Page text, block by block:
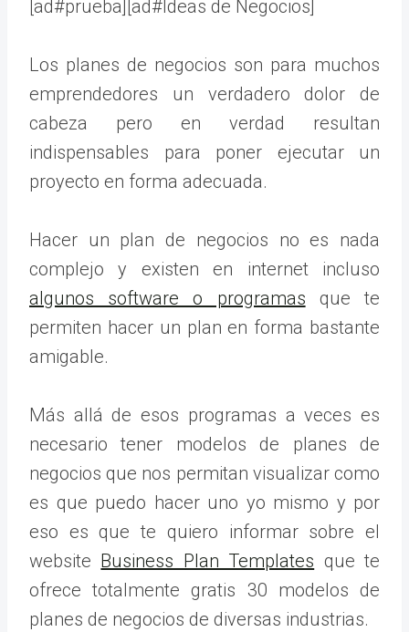
[ad#prueba][ad#Ideas de Negocios]
Los planes de negocios son para muchos
emprendedores un verdadero dolor de
cabeza pero en verdad resultan
indispensables para poner ejecutar un
proyecto en forma adecuada.
Hacer un plan de negocios no es nada
complejo y existen en internet incluso
algunos software o programas que te
permiten hacer un plan en forma bastante
amigable.
Más allá de esos programas a veces es
necesario tener modelos de planes de
negocios que nos permitan visualizar como
es que puedo hacer uno yo mismo y por
eso es que te quiero informar sobre el
website Business Plan Templates que te
ofrece totalmente gratis 30 modelos de
planes de negocios de diversas industrias.